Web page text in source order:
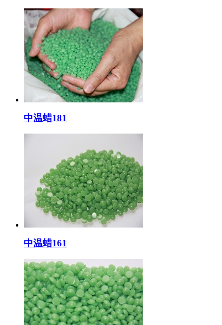
中温蜡181
中温蜡161